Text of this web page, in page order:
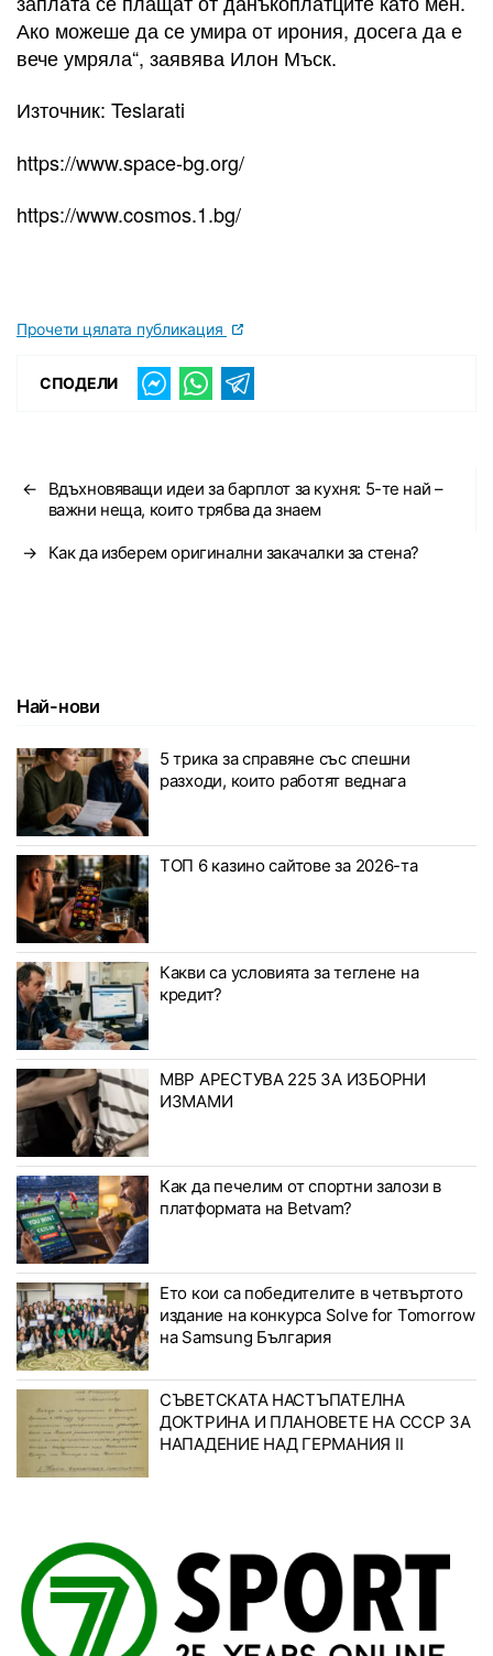
Ако можеше да се умира от ирония, досега да е
вече умряла“, заявява Илон Мъск.
Източник: Teslarati
https://www.space-bg.org/
https://www.cosmos.1.bg/
Прочети цялата публикация
СПОДЕЛИ
←
Вдъхновяващи идеи за барплот за кухня: 5-те най –
важни неща, които трябва да знаем
→ Как да изберем оригинални закачалки за стена?
Най-нови
5 трика за справяне със спешни
разходи, които работят веднага
ТОП 6 казино сайтове за 2026-та
Какви са условията за теглене на
кредит?
МВР АРЕСТУВА 225 ЗА ИЗБОРНИ
ИЗМАМИ
Как да печелим от спортни залози в
платформата на Betvam?
Ето кои са победителите в четвъртото
издание на конкурса Solve for Tomorrow
на Samsung България
СЪВЕТСКАТА НАСТЪПАТЕЛНА
ДОКТРИНА И ПЛАНОВЕТЕ НА СССР ЗА
НАПАДЕНИЕ НАД ГЕРМАНИЯ II